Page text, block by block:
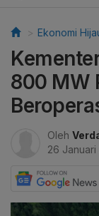
Ekonomi
800 MW
Oleh
26 Januari